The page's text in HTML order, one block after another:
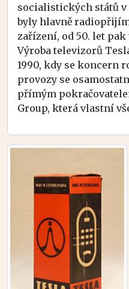
socialistických států v
byly hlavně
zařízení, od 50. let
Výroba televizorů
1990, kdy se koncern
provozy se
přímým
Group, která vlastní